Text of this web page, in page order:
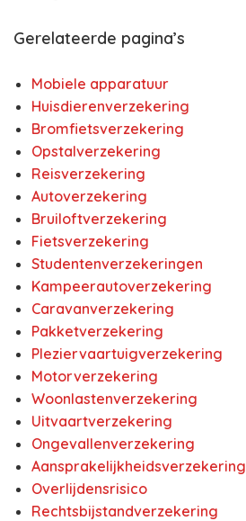
Gerelateerde pagina’s
Mobiele apparatuur
Huisdierenverzekering
Bromfietsverzekering
Opstalverzekering
Reisverzekering
Autoverzekering
Bruiloftverzekering
Fietsverzekering
Studentenverzekeringen
Kampeerautoverzekering
Caravanverzekering
Pakketverzekering
Pleziervaartuigverzekering
Motorverzekering
Woonlastenverzekering
Uitvaartverzekering
Ongevallenverzekering
Aansprakelijkheidsverzekering
Overlijdensrisico
Rechtsbijstandverzekering